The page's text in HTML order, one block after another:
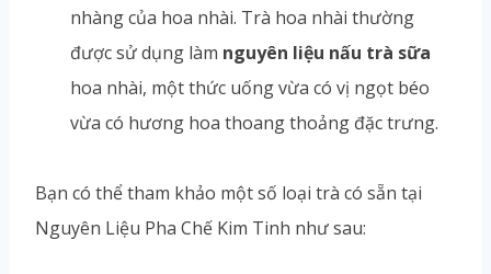
nhàng của hoa nhài. Trà hoa nhài thường
được sử dụng làm nguyên liệu nấu trà sữa
hoa nhài, một thức uống vừa có vị ngọt béo
vừa có hương hoa thoang thoảng đặc trưng.
Bạn có thể tham khảo một số loại trà có sẵn tại
Nguyên Liệu Pha Chế Kim Tinh như sau: